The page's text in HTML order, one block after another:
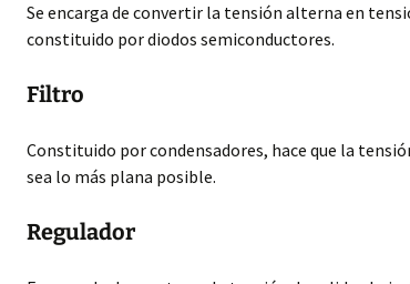
Se encarga de convertir la tensión alterna en
constituido por diodos semiconductores.
Filtro
Constituido por condensadores, hace que la
sea lo más plana posible.
Regulador